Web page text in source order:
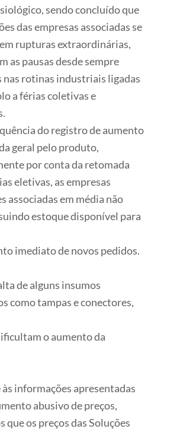
sendo concluído que
das empresas associadas se
rupturas extraordinárias,
as pausas desde sempre
nas rotinas industriais ligadas
a férias coletivas e
do registro de aumento
geral pelo produto,
por conta da retomada
eletivas, as empresas
associadas em média não
estoque disponível para
imediato de novos pedidos.
de alguns insumos
como tampas e conectores,
o aumento da
informações apresentadas
abusivo de preços,
que os preços das Soluções